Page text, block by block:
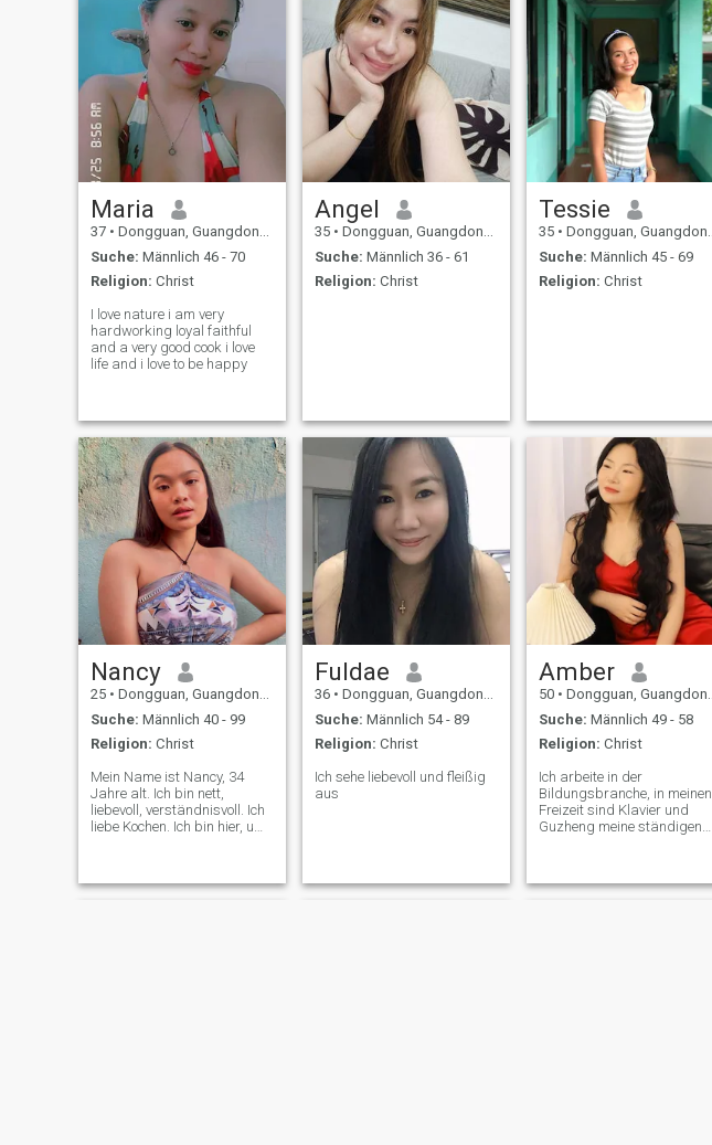
Maria
37 • Dongguan, Guangdong, Volksrep. China
Suche: Männlich 46 - 70
Religion: Christ
I love nature i am very
hardworking loyal faithful
and a very good cook i love
life and i love to be happy
Angel
35 • Dongguan, Guangdong, Volksrep. China
Suche: Männlich 36 - 61
Religion: Christ
Tessie
35 • Dongguan, Guangdong, Volksrep. China
Suche: Männlich 45 - 69
Religion: Christ
Nancy
25 • Dongguan, Guangdong, Volksrep. China
Suche: Männlich 40 - 99
Religion: Christ
Mein Name ist Nancy, 34
Jahre alt. Ich bin nett,
liebevoll, verständnisvoll. Ich
liebe Kochen. Ich bin hier, um
kommuniziere auf dieser
Fuldae
36 • Dongguan, Guangdong, Volksrep. China
Suche: Männlich 54 - 89
Religion: Christ
Ich sehe liebevoll und fleißig
aus
Amber
50 • Dongguan, Guangdong, Volksrep. China
Suche: Männlich 49 - 58
Religion: Christ
Ich arbeite in der
Bildungsbranche, in meinen
Freizeit sind Klavier und
Guzheng meine ständigen
spaziere ich gern mit